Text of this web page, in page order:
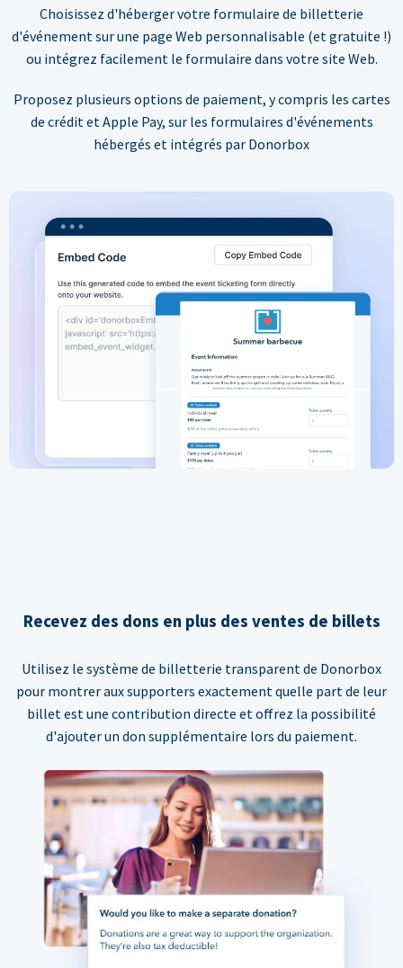
Choisissez d'héberger votre formulaire de billetterie
d'événement sur une page Web personnalisable (et gratuite !)
ou intégrez facilement le formulaire dans votre site Web.
Proposez plusieurs options de paiement, y compris les cartes
de crédit et Apple Pay, sur les formulaires d'événements
hébergés et intégrés par Donorbox
Recevez des dons en plus des ventes de billets
Utilisez le système de billetterie transparent de Donorbox
pour montrer aux supporters exactement quelle part de leur
billet est une contribution directe et offrez la possibilité
d'ajouter un don supplémentaire lors du paiement.